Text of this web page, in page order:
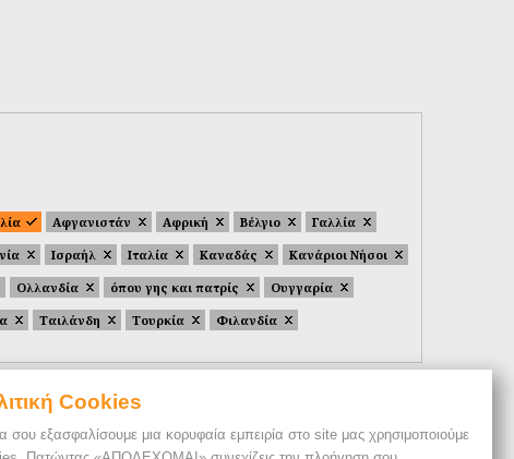
Cookies
σου εξασφαλίσουμε μια κορυφαία εμπειρία στο site μας χρησιμοποιούμε
Αφγανιστάν Αφρική Βέλγιο
Γαλλία
Ισραήλ Ιταλία Καναδάς
Κανάριοι Νήσοι
Ολλανδία όπου γης και πατρίς
Ουγγαρία
Ταιλάνδη Τουρκία Φιλανδία